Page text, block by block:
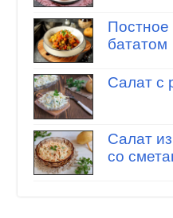
Постное
бататом
Салат с
Салат
со